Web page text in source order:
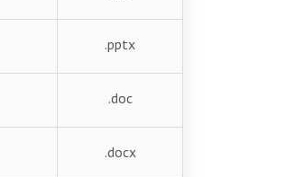
.pptx
.doc
.docx